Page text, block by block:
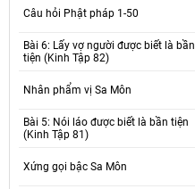
Câu hỏi Phật pháp 1-50
Bài 6: Lấy vợ người được biết là bần
tiện (Kinh Tập 82)
Nhân phẩm vị Sa Môn
Bài 5: Nói láo được biết là bần tiện
(Kinh Tập 81)
Xứng gọi bậc Sa Môn